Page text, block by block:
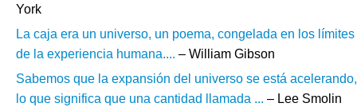
York
La caja era un universo, un poema, congelada en los límites
de la experiencia humana.... – William Gibson
Sabemos que la expansión del universo se está acelerando,
lo que significa que una cantidad llamada ... – Lee Smolin